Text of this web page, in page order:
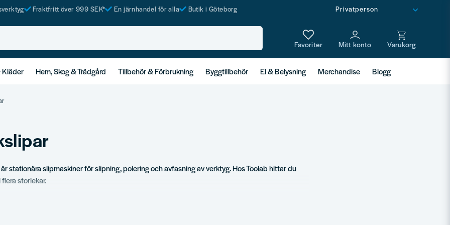
Fraktfritt över 999 SEK* En järnhandel för alla Butik i Göteborg
Kläder Hem, Skog & Trädgård Tillbehör & Förbrukning Byggtillbehör El & Belysning Merchandise Blogg
är stationära slipmaskiner för slipning, polering och avfasning av verktyg. Hos Toolab hittar du
storlekar.